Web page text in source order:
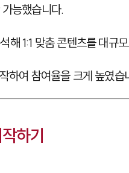
능했습니다.
해 1:1 맞춤 콘텐츠를 대규
여 참여율을 크게 높였습
하기